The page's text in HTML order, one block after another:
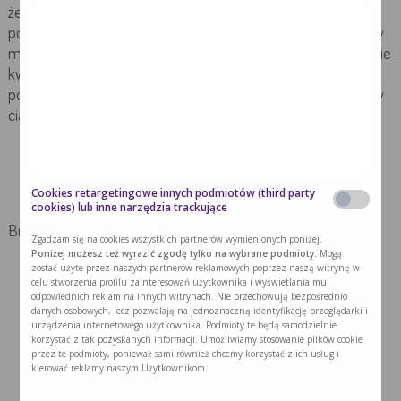
że u pacjentów z zaawansowaną chorobą nowotworową,
poddawanych chemioterapii, u których istnieje ryzyko utraty
masy ciała lub niedożywionych, można rozważyć stosowanie
kwasów tłuszczowych omega-3 w celu stabilizacji lub
poprawy apetytu, spożycia pokarmów, beztłuszczowej masy
ciała i masy ciała pacjentów z nowotworem.
Bibliografia:
Arends J i wsp. ESPEN guidelines on nutrition in
cancer patients, Clinical Nutrition 2017; 36: 11-48.
Jankowski M, Kłęk S i wsp., Biblioteka chirurga
onkologa, tom 15: Terapia żywieniowa u chorych
operowanych z powodu nowotworów złośliwych, Via
Cookies retargetingowe innych podmiotów (third party
cookies) lub inne narzędzia trackujące
Zgadzam się na cookies wszystkich partnerów wymienionych poniżej.
Poniżej możesz też wyrazić zgodę tylko na wybrane podmioty. Mogą
zostać użyte przez naszych partnerów reklamowych poprzez naszą witrynę w
celu stworzenia profilu zainteresowań użytkownika i wyświetlania mu
odpowiednich reklam na innych witrynach. Nie przechowują bezpośrednio
danych osobowych, lecz pozwalają na jednoznaczną identyfikację przeglądarki i
urządzenia internetowego użytkownika. Podmioty te będą samodzielnie
korzystać z tak pozyskanych informacji. Umożliwiamy stosowanie plików cookie
przez te podmioty, ponieważ sami również chcemy korzystać z ich usług i
kierować reklamy naszym Użytkownikom.